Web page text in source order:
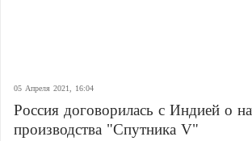
05 Апреля 2021, 16:04
Россия договорилась с Индией о
производства "Спутника V"